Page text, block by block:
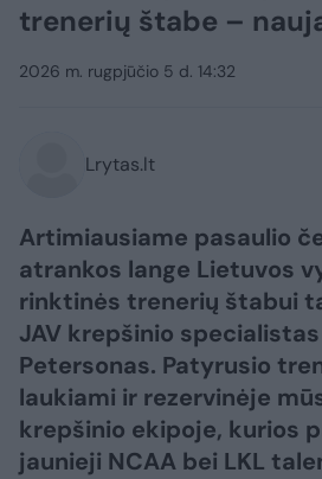
trenerių štabe –
2026 m. rugpjūčio 5 d. 14:32
Lrytas.lt
Artimiausiame pasaulio
atrankos lange Lietuvos
rinktinės trenerių štabui
JAV krepšinio
Petersonas. Patyrusio
laukiami ir rezervinėje
krepšinio ekipoje, kurios
jaunieji NCAA bei LKL